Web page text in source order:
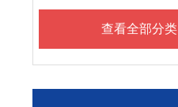
查看全部分类